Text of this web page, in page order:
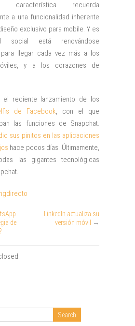
característica recuerda
a una funcionalidad inherente
exclusivo para mobile. Y es
está renovándose
para llegar cada vez más a los
y a los corazones de
el reciente lanzamiento de los
de Facebook, con el que
las funciones de Snapchat.
sus pinitos en las aplicaciones
hace pocos días. Últimamente,
las gigantes tecnológicas
de
LinkedIn actualiza su
versión móvil
→